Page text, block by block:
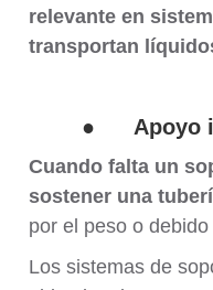
relevante en
transportan
● Apoyo
Cuando falta un
sostener una
por el peso o
Los sistemas de